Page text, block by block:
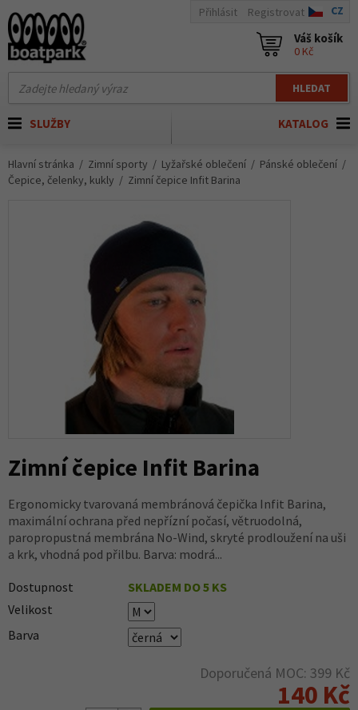
HLEDAT
Přihlásit Registrovat CZ
Váš košík
0 Kč
KATALOG
SLUŽBY
Hlavní stránka Zimní sporty Lyžařské oblečení
Pánské oblečení
Čepice, čelenky, kukly
Zimní čepice Infit Barina
Zimní čepice Infit Barina
Ergonomicky tvarovaná membránová čepička Infit Barina,
maximální ochrana před nepřízní počasí, větruodolná,
paropropustná membrána No-Wind, skryté prodloužení na uši
a krk, vhodná pod přilbu. Barva: modrá...
Dostupnost
SKLADEM DO 5 KS
Velikost
Barva
Doporučená MOC: 399 Kč
140 Kč